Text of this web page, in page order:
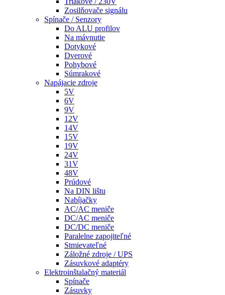
Zosilňovače signálu
Spínače / Senzory
Do ALU profilov
Na mávnutie
Dotykové
Dverové
Pohybové
Súmrakové
Napájacie zdroje
5V
6V
9V
12V
14V
15V
19V
24V
31V
48V
Prúdové
Na DIN lištu
Nabíjačky
AC/AC meniče
DC/AC meniče
DC/DC meniče
Paralelne zapojiteľné
Stmievateľné
Záložné zdroje / UPS
Zásuvkové adaptéry
Elektroinštalačný materiál
Spínače
Zásuvky